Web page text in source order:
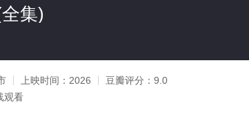
集)
上映时间： 2026 豆瓣评分： 9.0
观看